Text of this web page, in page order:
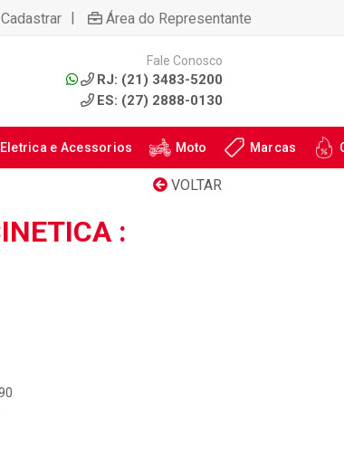
| Área do Representante
Fale Conosco
RJ: (21) 3483-5200
ES: (27) 2888-0130
Eletrica e Acessorios Moto Marcas
VOLTAR
: